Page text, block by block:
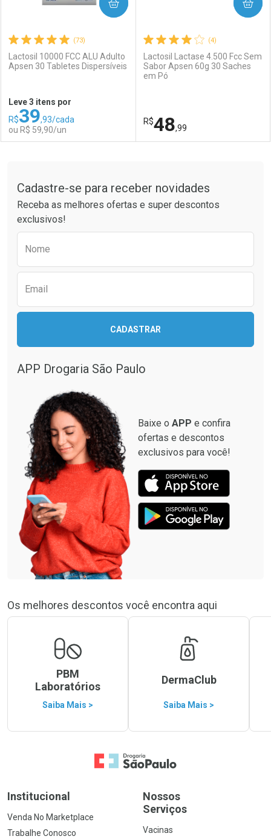
(73)
Lactosil 10000 FCC ALU Adulto
Apsen 30 Tabletes Dispersíveis
Leve 3 itens por
R$39,93/cada
ou R$ 59,90/un
COMPRAR
Laboratório
Comprar sem Desconto
Por Menos
Comprar sem Desconto
Por R$ 59,90/cada
(4)
Lactosil Lactase 4.500 Fcc Sem
Sabor Apsen 60g 30 Saches
em Pó
R$48,99
COMPRAR
Laboratório
Por Menos
Cadastre-se para receber novidades
Receba as melhores ofertas e super descontos
exclusivos!
Nome
Email
CADASTRAR
APP Drogaria São Paulo
Baixe o APP e confira
ofertas e descontos
exclusivos para você!
Os melhores descontos você encontra aqui
PBM
Laboratórios
Saiba Mais >
DermaClub
Saiba Mais >
Ir para a Home
Institucional
Venda No Marketplace
Trabalhe Conosco
Nossos
Serviços
Vacinas